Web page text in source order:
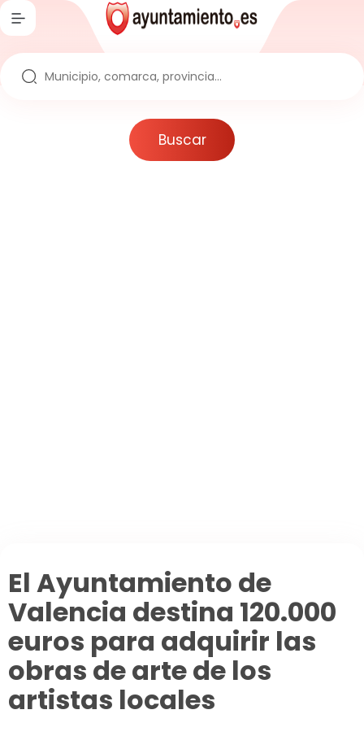
Inicio
Ayuntamientos
Buscar
El Ayuntamiento de
Valencia destina 120.000
euros para adquirir las
obras de arte de los
artistas locales